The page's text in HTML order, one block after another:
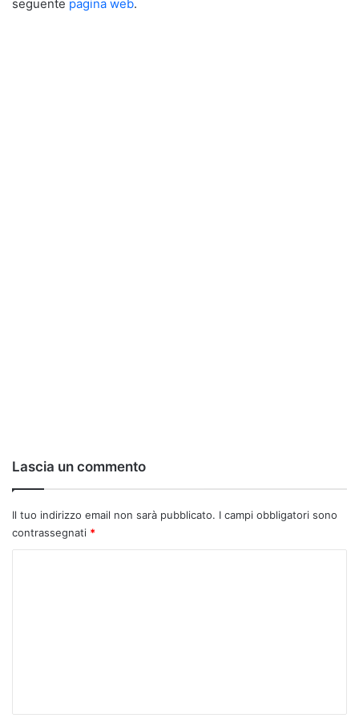
seguente pagina web.
Lascia un commento
Il tuo indirizzo email non sarà pubblicato. I campi obbligatori sono
contrassegnati *